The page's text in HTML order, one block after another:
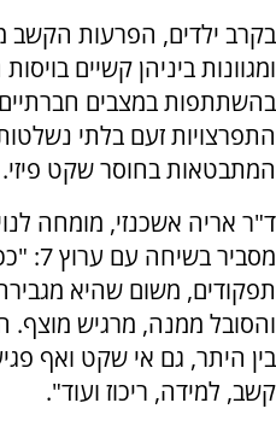
בקרב ילדים, הפרעות הקשב
ומגוונות ביניהן קשיים
בהשתתפות במצבים
התפרצויות זעם בלתי
המתבטאות בחוסר שקט פיזי.
ד"ר אריה אשכנזי, מומחה
מסביר
תפקודים, משום שהיא
והסובל ממנה, מרגיש מוצף.
בין היתר, גם אי שקט ואף
קשב, למידה, ריכוז ועוד".